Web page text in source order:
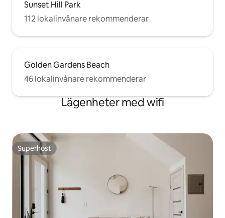
Sunset Hill Park
112 lokalinvånare rekommenderar
Golden Gardens Beach
46 lokalinvånare rekommenderar
Lägenheter med wifi
Superhost
Superhost